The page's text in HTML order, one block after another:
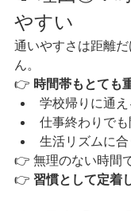
やすい
通いやすさは距離
ん。
👉 時間帯もとても
学校帰りに通え
仕事終わりでも
生活リズムに合
👉 無理のない時間
👉 習慣として定着